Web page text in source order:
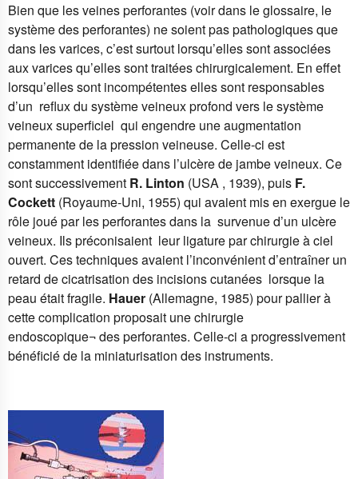
Bien que les veines perforantes (voir dans le glossaire, le
système des perforantes) ne soient pas pathologiques que
dans les varices, c’est surtout lorsqu’elles sont associées
aux varices qu’elles sont traitées chirurgicalement. En effet
lorsqu’elles sont incompétentes elles sont responsables
d’un reflux du système veineux profond vers le système
veineux superficiel qui engendre une augmentation
permanente de la pression veineuse. Celle-ci est
constamment identifiée dans l’ulcère de jambe veineux. Ce
sont successivement R. Linton (USA , 1939), puis F.
Cockett (Royaume-Uni, 1955) qui avaient mis en exergue le
rôle joué par les perforantes dans la survenue d’un ulcère
veineux. Ils préconisaient leur ligature par chirurgie à ciel
ouvert. Ces techniques avaient l’inconvénient d’entraîner un
retard de cicatrisation des incisions cutanées lorsque la
peau était fragile. Hauer (Allemagne, 1985) pour pallier à
cette complication proposait une chirurgie
endoscopique¬des perforantes. Celle-ci a progressivement
bénéficié de la miniaturisation des instruments.